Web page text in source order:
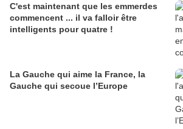
C'est maintenant que les emmerdes
commencent ... il va falloir être
intelligents pour quatre !
La Gauche qui aime la France, la
Gauche qui secoue l’Europe